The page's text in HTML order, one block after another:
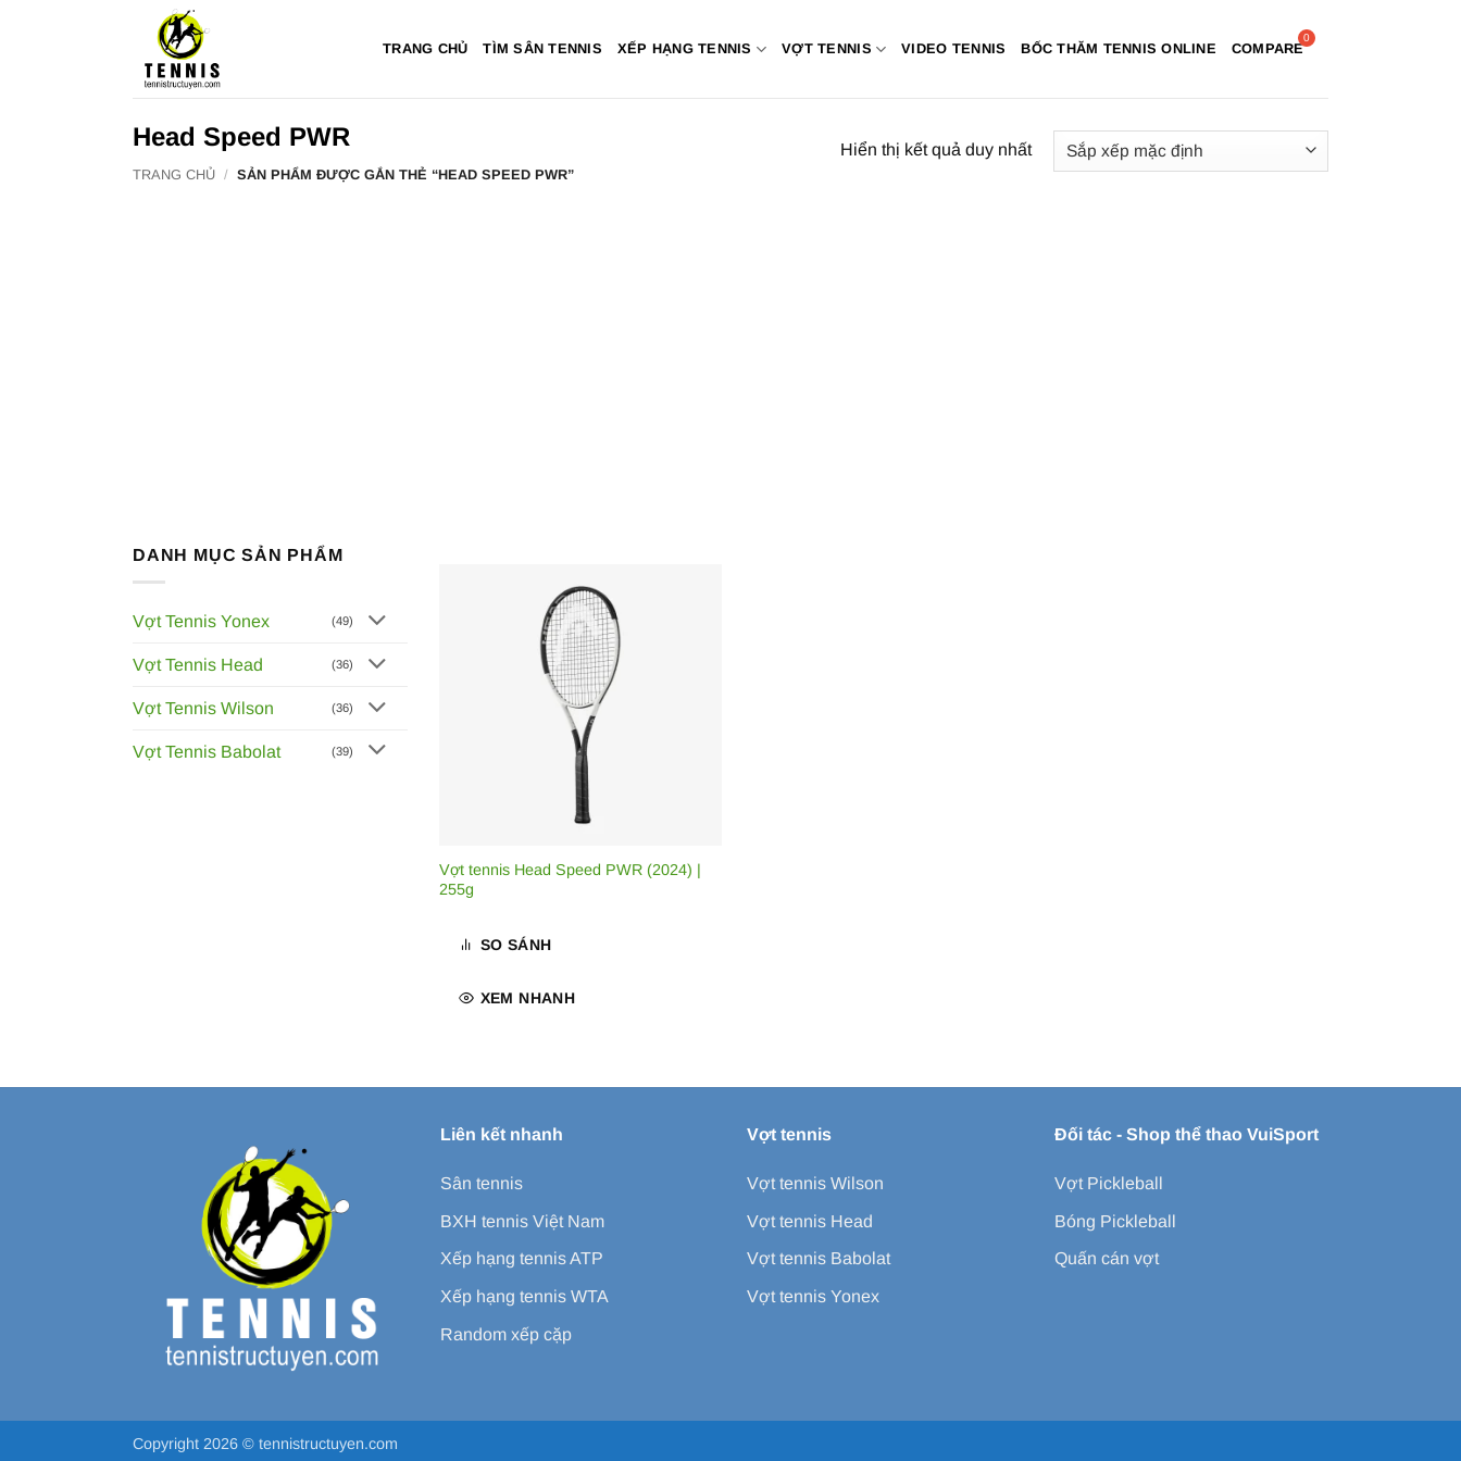
TRANG CHỦ TÌM SÂN TENNIS XẾP HẠNG TENNIS VỢT TENNIS VIDEO TENNIS BỐC THĂM TENNIS ONLINE COMPARE
Head Speed PWR
TRANG CHỦ / SẢN PHẨM ĐƯỢC GẮN THẺ “HEAD SPEED PWR”
Hiển thị kết quả duy nhất
DANH MỤC SẢN PHẨM
Vợt Tennis Yonex (49)
Vợt Tennis Head (36)
Vợt Tennis Wilson (36)
Vợt Tennis Babolat (39)
Vợt tennis Head Speed PWR (2024) |
255g
SO SÁNH
XEM NHANH
Liên kết nhanh
Sân tennis
BXH tennis Việt Nam
Xếp hạng tennis ATP
Xếp hạng tennis WTA
Random xếp cặp
Vợt tennis
Vợt tennis Wilson
Vợt tennis Head
Vợt tennis Babolat
Vợt tennis Yonex
Đối tác - Shop thể thao VuiSport
Vợt Pickleball
Bóng Pickleball
Quấn cán vợt
Copyright 2026 © tennistructuyen.com